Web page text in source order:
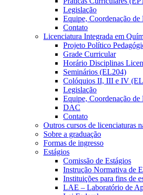
Legislação
Equipe, Coordenação de
Contato
Licenciatura Integrada em
Projeto Político
Grade Curricular
Horário Disciplinas
Seminários (EL204)
Colóquios II, III e IV
Legislação
Equipe, Coordenação
DAC
Contato
Outros cursos de licenciaturas
Sobre a graduação
Formas de ingresso
Estágios
Comissão de Estágios
Instrução Normativa de
Instituições para fins de
LAE – Laboratório de